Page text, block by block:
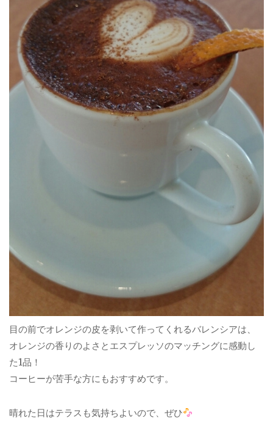
目の前でオレンジの皮を剥いて作ってくれるバレンシアは、
オレンジの香りのよさとエスプレッソのマッチングに感動し
た1品！
コーヒーが苦手な方にもおすすめです。
晴れた日はテラスも気持ちよいので、ぜひ